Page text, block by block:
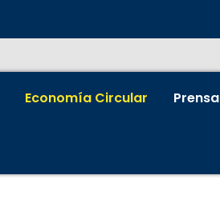
Economía Circular Prensa